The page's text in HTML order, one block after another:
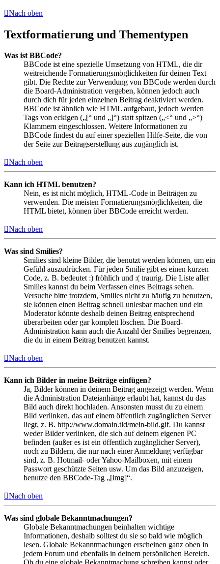
Nach oben
Textformatierung und Thementypen
Was ist BBCode?
BBCode ist eine spezielle Umsetzung von HTML, die dir
weitreichende Formatierungsmöglichkeiten für deinen Text
gibt. Die Rechte zur Verwendung von BBCode werden durch
die Board-Administration vergeben, können jedoch auch
durch dich für jeden einzelnen Beitrag deaktiviert werden.
BBCode ist ähnlich wie HTML aufgebaut, jedoch werden
Tags von eckigen („[“ und „]“) statt spitzen („<“ und „>“)
Klammern eingeschlossen. Weitere Informationen zu
BBCode findest du auf einer speziellen Hilfe-Seite, die von
der Seite zur Beitragserstellung aus zugänglich ist.
Nach oben
Kann ich HTML benutzen?
Nein, es ist nicht möglich, HTML-Code in Beiträgen zu
verwenden. Die meisten Formatierungsmöglichkeiten, die
HTML bietet, können über BBCode erreicht werden.
Nach oben
Was sind Smilies?
Smilies sind kleine Bilder, die benutzt werden können, um ein
Gefühl auszudrücken. Für jeden Smilie gibt es einen kurzen
Code, z. B. bedeutet :) fröhlich und :( traurig. Die Liste aller
Smilies kannst du beim Verfassen eines Beitrags sehen.
Versuche bitte trotzdem, Smilies nicht zu häufig zu benutzen,
sie können einen Beitrag schnell unlesbar machen und ein
Moderator könnte deshalb deinen Beitrag entsprechend
überarbeiten oder gar komplett löschen. Die Board-
Administration kann auch die Anzahl der Smilies begrenzen,
die du in einem Beitrag benutzen kannst.
Nach oben
Kann ich Bilder in meine Beiträge einfügen?
Ja, Bilder können in deinem Beitrag angezeigt werden. Wenn
die Administration Dateianhänge erlaubt hat, kannst du das
Bild auch direkt hochladen. Ansonsten musst du zu einem
Bild verlinken, das auf einem öffentlich zugänglichen Server
liegt, z. B. http://www.domain.tld/mein-bild.gif. Du kannst
weder Bilder verlinken, die sich auf deinem eigenen PC
befinden (außer es ist ein öffentlich zugänglicher Server),
noch zu Bildern, die nur nach einer Anmeldung verfügbar
sind, z. B. Hotmail- oder Yahoo-Mailboxen, mit einem
Passwort geschützte Seiten usw. Um das Bild anzuzeigen,
benutze den BBCode-Tag „[img]“.
Nach oben
Was sind globale Bekanntmachungen?
Globale Bekanntmachungen beinhalten wichtige
Informationen, deshalb solltest du sie so bald wie möglich
lesen. Globale Bekanntmachungen erscheinen ganz oben in
jedem Forum und ebenfalls in deinem persönlichen Bereich.
Ob du eine globale Bekanntmachung schreiben kannst oder